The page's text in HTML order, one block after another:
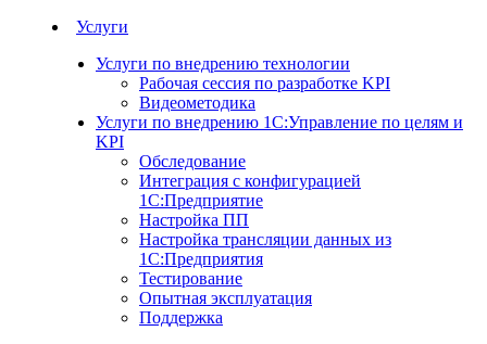
Услуги
Услуги по внедрению технологии
Рабочая сессия по разработке KPI
Видеометодика
Услуги по внедрению 1С:Управление по целям и
KPI
Обследование
Интеграция с конфигурацией
1С:Предприятие
Настройка ПП
Настройка трансляции данных из
1С:Предприятия
Тестирование
Опытная эксплуатация
Поддержка